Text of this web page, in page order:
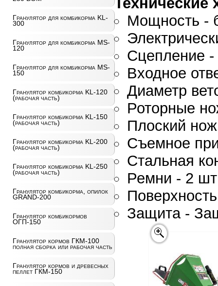
Гранулятор для комбикорма KL-
300
Гранулятор для комбикорма MS-
120
Гранулятор для комбикорма MS-
150
Гранулятор комбикорма KL-120
(рабочая часть)
Гранулятор комбикорма KL-150
(рабочая часть)
Гранулятор комбикорма KL-200
(рабочая часть)
Гранулятор комбикорма KL-250
(рабочая часть)
Гранулятор комбикорма, опилок
GRAND-200
Гранулятор комбикормов
ОГП-150
Гранулятор кормов ГКМ-100
полная сборка или рабочая часть
Гранулятор кормов и древесных
пеллет ГКМ-150
Мощность -
Сцепление
Входное
Диаметр
Роторные
Плоский
Съемное
Стальная
Ремни - 2 шт
Защита -